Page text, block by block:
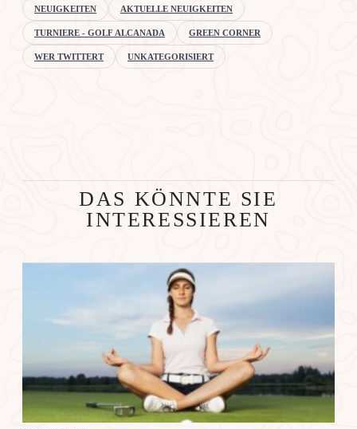
NEUIGKEITEN AKTUELLE NEUIGKEITEN
TURNIERE - GOLF ALCANADA GREEN CORNER
WER TWITTERT UNKATEGORISIERT
DAS KÖNNTE SIE
INTERESSIEREN